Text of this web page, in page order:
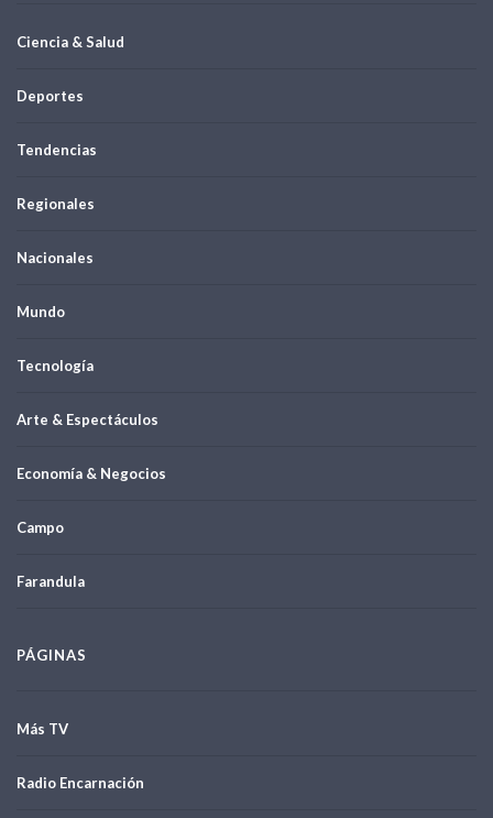
Ciencia & Salud
Deportes
Tendencias
Regionales
Nacionales
Mundo
Tecnología
Arte & Espectáculos
Economía & Negocios
Campo
Farandula
PÁGINAS
Más TV
Radio Encarnación